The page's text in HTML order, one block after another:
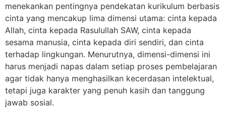
menekankan pentingnya pendekatan kurikulum berbasis
cinta yang mencakup lima dimensi utama: cinta kepada
Allah, cinta kepada Rasulullah SAW, cinta kepada
sesama manusia, cinta kepada diri sendiri, dan cinta
terhadap lingkungan. Menurutnya, dimensi-dimensi ini
harus menjadi napas dalam setiap proses pembelajaran
agar tidak hanya menghasilkan kecerdasan intelektual,
tetapi juga karakter yang penuh kasih dan tanggung
jawab sosial.